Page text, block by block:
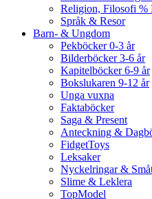
Religion, Filosofi %
Språk & Resor
Barn- & Ungdom
Pekböcker 0-3 år
Bilderböcker 3-6 år
Kapitelböcker 6-9 år
Bokslukaren 9-12 år
Unga vuxna
Faktaböcker
Saga & Present
Anteckning &
FidgetToys
Leksaker
Nyckelringar &
Slime & Leklera
TopModel